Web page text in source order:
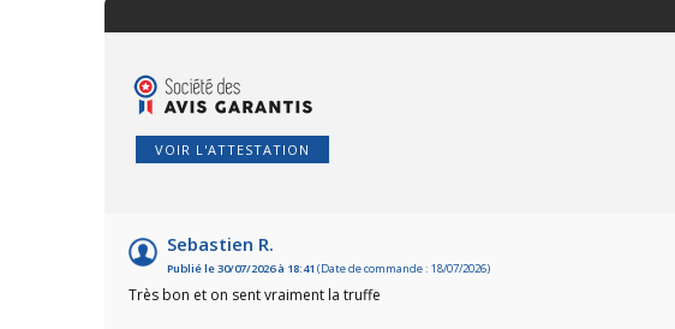
VOIR L'ATTESTATION
Sebastien R.
Publié le 30/07/2026 à 18:41 (Date de commande : 18/07/2026)
Très bon et on sent vraiment la truffe